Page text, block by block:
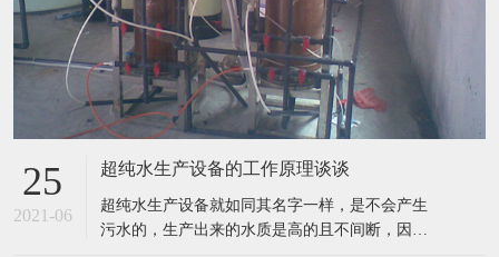
也就深受到企业者的喜爱，超纯水生产的设备主
要也是用在水处理和电子工业以及实验室呀等行
业中的。 超纯水生产设备的工作原理： 超纯水生
产设备的工作过程通过交换羟基离子或氢氧根离
子去除不想要的离子，然后将这些
25
2021-06
水处理设备在生产过程中有哪些特点
随着人们环保意识的不断增强，越来越多的企业
都会选用水处理设备来进行水的生产过滤。那
么，这种设备具有哪些特点呢? 1、成本投入少，
出水水质好。 2、工业食品超纯水设备多采用多
介质过滤器、活性炭过滤器作及保安过滤器作为
预处理，能有效去除原水中的悬浮物、胶体、泥
沙、异味等杂质，处理后的水能能
25
2021-06
反渗透膜污染的形成及其设备的维护
反渗透膜，是膜法污水处理最重要的核心部件，
它所产生的膜污染，是指在膜过滤的进程中，水